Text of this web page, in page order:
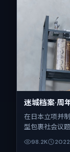
迷城档案·周
在日本立项并
型包裹社会议
迪、安藤樱、
上映时间：
98.2K